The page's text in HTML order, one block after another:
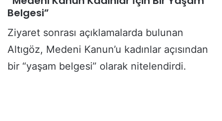
Belgesi”
Ziyaret sonrası açıklamalarda bulunan
Altıgöz, Medeni Kanun’u kadınlar açısından
bir “yaşam belgesi” olarak nitelendirdi.